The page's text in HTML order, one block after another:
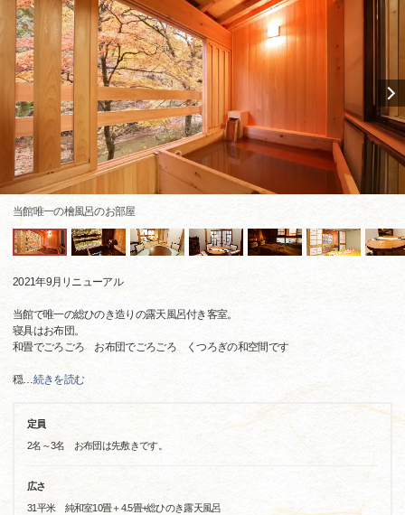
当館唯一の檜風呂のお部屋
2021年9月リニューアル
当館で唯一の総ひのき造りの露天風呂付き客室。
寝具はお布団。
和畳でごろごろ お布団でごろごろ くつろぎの和空間です
穏…続きを読む
定員
2名～3名 お布団は先敷きです。
広さ
31平米 純和室10畳＋4.5畳+総ひのき露天風呂